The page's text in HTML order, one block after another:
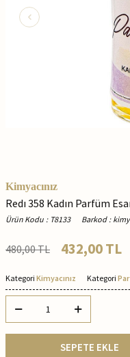
Kimyacınız
Redı 358 Kadın Parfüm
Ürün Kodu : T8133 Barkod :
480,00TL 432,00TL
Kategori Kimyacınız Kategori
SEPETE EKLE